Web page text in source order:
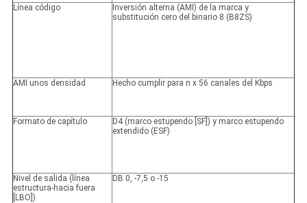
Línea código
Inversión alterna (AMI) de la marca y
substitución cero del binario 8 (B8ZS)
AMI unos densidad Hecho cumplir para n x 56 canales del Kbps
Formato de capítulo
D4 (marco estupendo [SF]) y marco estupendo
extendido (ESF)
Nivel de salida (línea
estructura-hacia fuera
[LBO])
DB 0, -7,5 o -15